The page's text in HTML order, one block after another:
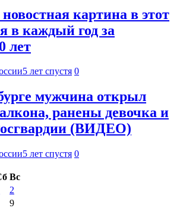
картина в этот
в каждый год за
лет
5 лет спустя 0
мужчина открыл
ранены девочка и
(ВИДЕО)
5 лет спустя 0
Вс
2
9